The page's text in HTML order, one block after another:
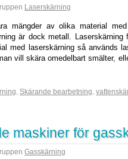
Laserskärning
mängder av olika material
är dock metall. Laserskärning
med laserskärning så används
vill skära omedelbart smälter,
, Skärande bearbetning,
maskiner för
Gasskärning